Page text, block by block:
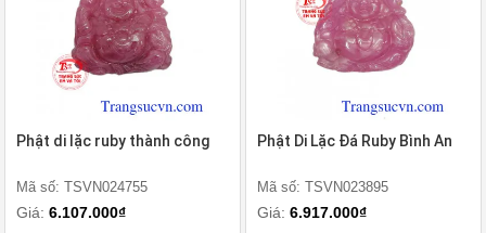
Phật di lặc ruby thành công
Mã số: TSVN024755
Giá: 6.107.000₫
Phật Di Lặc Đá Ruby Bình An
Mã số: TSVN023895
Giá: 6.917.000₫